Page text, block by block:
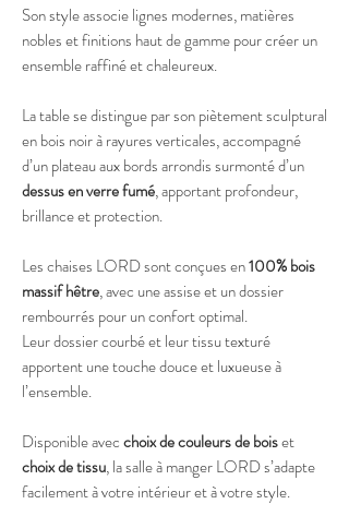
Son style associe lignes modernes, matières
nobles et finitions haut de gamme pour créer un
ensemble raffiné et chaleureux.
La table se distingue par son piètement sculptural
en bois noir à rayures verticales, accompagné
d’un plateau aux bords arrondis surmonté d’un
dessus en verre fumé, apportant profondeur,
brillance et protection.
Les chaises LORD sont conçues en100% bois
massif hêtre, avec une assise et un dossier
rembourrés pour un confort optimal.
Leur dossier courbé et leur tissu texturé
apportent une touche douce et luxueuse à
l’ensemble.
Disponible avecchoix de couleurs de boiset
choix de tissu, la salle à manger LORD s’adapte
facilement à votre intérieur et à votre style.